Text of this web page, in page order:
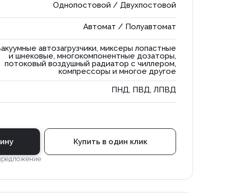
Однопостовой / Двухпостовой
Автомат / Полуавтомат
автозагрузчики, миксеры лопастные
и шнековые, многокомпонентные дозаторы,
потоковый воздушный радиатор с чиллером,
компрессоры и многое другое
ПНД, ПВД, ЛПВД
Купить в один клик